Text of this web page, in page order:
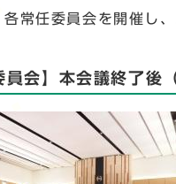
常任委員会を開催し
員会】本会議終了後